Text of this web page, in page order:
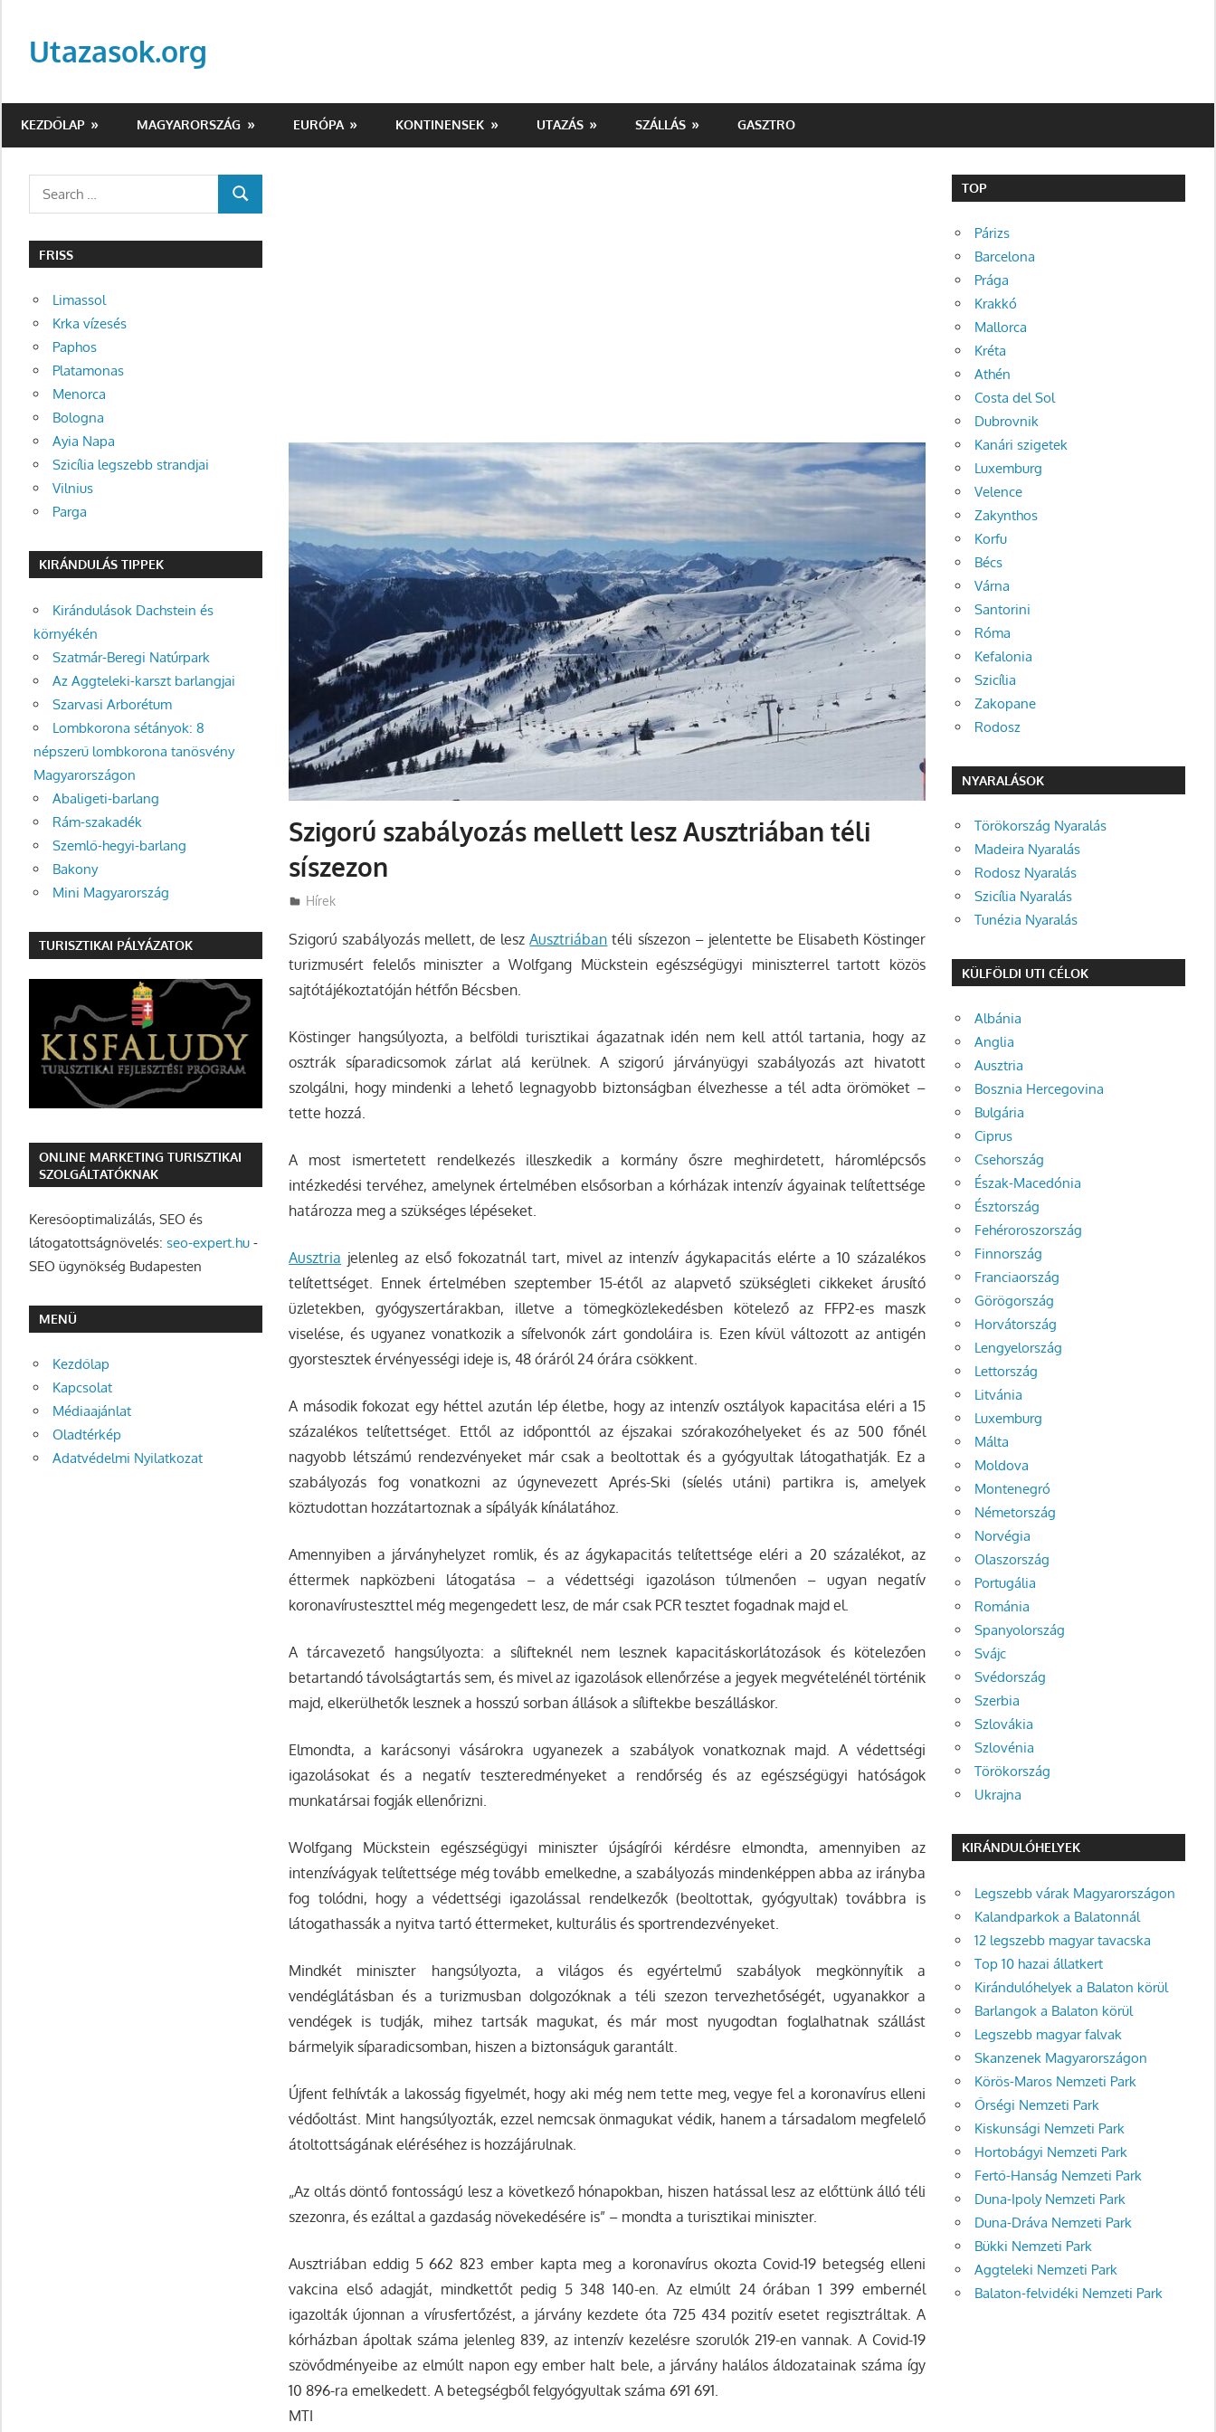
contentUtazasok.org
KEZDŐLAP MAGYARORSZÁG EURÓPA KONTINENSEK UTAZÁS SZÁLLÁS GASZTRO
Szigorú szabályozás mellett lesz Ausztriában téli
síszezon
Utazasok.org
Hírek
Szigorú szabályozás mellett, de leszAusztriában téli síszezon– jelentette be Elisabeth Köstinger
turizmusért felelős miniszter a Wolfgang Mückstein egészségügyi miniszterrel tartott közös
sajtótájékoztatóján hétfőn Bécsben.
Köstinger hangsúlyozta, a belföldi turisztikai ágazatnak idén nem kell attól tartania, hogy az
osztrák síparadicsomok zárlat alá kerülnek. A szigorú járványügyi szabályozás azt hivatott
szolgálni, hogy mindenki a lehető legnagyobb biztonságban élvezhesse a tél adta örömöket –
tette hozzá.
A most ismertetett rendelkezés illeszkedik a kormány őszre meghirdetett, háromlépcsős
intézkedési tervéhez, amelynek értelmében elsősorban a kórházak intenzív ágyainak telítettsége
határozza meg a szükséges lépéseket.
Ausztria jelenleg az első fokozatnál tart, mivel az intenzív ágykapacitás elérte a 10 százalékos
telítettséget. Ennek értelmében szeptember 15-étől az alapvető szükségleti cikkeket árusító
üzletekben, gyógyszertárakban, illetve a tömegközlekedésben kötelező az FFP2-es maszk
viselése, és ugyanez vonatkozik a sífelvonók zárt gondoláira is. Ezen kívül változott az antigén
gyorstesztek érvényességi ideje is, 48 óráról 24 órára csökkent.
A második fokozat egy héttel azután lép életbe, hogy az intenzív osztályok kapacitása eléri a 15
százalékos telítettséget. Ettől az időponttól az éjszakai szórakozóhelyeket és az 500 főnél
nagyobb létszámú rendezvényeket már csak a beoltottak és a gyógyultak látogathatják. Ez a
szabályozás fog vonatkozni az úgynevezett Aprés-Ski (síelés utáni) partikra is, amelyek
köztudottan hozzátartoznak a sípályák kínálatához.
Amennyiben a járványhelyzet romlik, és az ágykapacitás telítettsége eléri a 20 százalékot, az
éttermek napközbeni látogatása – a védettségi igazoláson túlmenően – ugyan negatív
koronavírusteszttel még megengedett lesz, de már csak PCR tesztet fogadnak majd el.
A tárcavezető hangsúlyozta: a sílifteknél nem lesznek kapacitáskorlátozások és kötelezően
betartandó távolságtartás sem, és mivel az igazolások ellenőrzése a jegyek megvételénél történik
majd, elkerülhetők lesznek a hosszú sorban állások a síliftekbe beszálláskor.
Elmondta, a karácsonyi vásárokra ugyanezek a szabályok vonatkoznak majd. A védettségi
igazolásokat és a negatív teszteredményeket a rendőrség és az egészségügyi hatóságok
munkatársai fogják ellenőrizni.
Wolfgang Mückstein egészségügyi miniszter újságírói kérdésre elmondta, amennyiben az
intenzívágyak telítettsége még tovább emelkedne, a szabályozás mindenképpen abba az irányba
fog tolódni, hogy a védettségi igazolással rendelkezők (beoltottak, gyógyultak) továbbra is
látogathassák a nyitva tartó éttermeket, kulturális és sportrendezvényeket.
Mindkét miniszter hangsúlyozta, a világos és egyértelmű szabályok megkönnyítik a
vendéglátásban és a turizmusban dolgozóknak a téli szezon tervezhetőségét, ugyanakkor a
vendégek is tudják, mihez tartsák magukat, és már most nyugodtan foglalhatnak szállást
bármelyik síparadicsomban, hiszen a biztonságuk garantált.
Újfent felhívták a lakosság figyelmét, hogy aki még nem tette meg, vegye fel a koronavírus elleni
védőoltást. Mint hangsúlyozták, ezzel nemcsak önmagukat védik, hanem a társadalom megfelelő
átoltottságának eléréséhez is hozzájárulnak.
„Az oltás döntő fontosságú lesz a következő hónapokban, hiszen hatással lesz az előttünk álló téli
szezonra, és ezáltal a gazdaság növekedésére is” – mondta a turisztikai miniszter.
Ausztriában eddig 5 662 823 ember kapta meg a koronavírus okozta Covid-19 betegség elleni
vakcina első adagját, mindkettőt pedig 5 348 140-en. Az elmúlt 24 órában 1 399 embernél
igazolták újonnan a vírusfertőzést, a járvány kezdete óta 725 434 pozitív esetet regisztráltak. A
kórházban ápoltak száma jelenleg 839, az intenzív kezelésre szorulók 219-en vannak. A Covid-19
szövődményeibe az elmúlt napon egy ember halt bele, a járvány halálos áldozatainak száma így
10 896-ra emelkedett. A betegségből felgyógyultak száma 691 691.
MTI
SEARCH
FRISS
Limassol
Krka vízesés
Paphos
Platamonas
Menorca
Bologna
Ayia Napa
Szicília legszebb strandjai
Vilnius
Parga
KIRÁNDULÁS TIPPEK
Kirándulások Dachstein és
környékén
Szatmár-Beregi Natúrpark
Az Aggteleki-karszt barlangjai
Szarvasi Arborétum
Lombkorona sétányok: 8
népszerű lombkorona tanösvény
Magyarországon
Abaligeti-barlang
Rám-szakadék
Szemlő-hegyi-barlang
Bakony
Mini Magyarország
TURISZTIKAI PÁLYÁZATOK
ONLINE MARKETING TURISZTIKAI
SZOLGÁLTATÓKNAK
Keresőoptimalizálás, SEO és
látogatottságnövelés: seo-expert.hu -
SEO ügynökség Budapesten
MENÜ
Kezdőlap
Kapcsolat
Médiaajánlat
Oladtérkép
Adatvédelmi Nyilatkozat
TOP
Párizs
Barcelona
Prága
Krakkó
Mallorca
Kréta
Athén
Costa del Sol
Dubrovnik
Kanári szigetek
Luxemburg
Velence
Zakynthos
Korfu
Bécs
Várna
Santorini
Róma
Kefalonia
Szicília
Zakopane
Rodosz
NYARALÁSOK
Törökország Nyaralás
Madeira Nyaralás
Rodosz Nyaralás
Szicília Nyaralás
Tunézia Nyaralás
KÜLFÖLDI UTI CÉLOK
Albánia
Anglia
Ausztria
Bosznia Hercegovina
Bulgária
Ciprus
Csehország
Észak-Macedónia
Észtország
Fehéroroszország
Finnország
Franciaország
Görögország
Horvátország
Lengyelország
Lettország
Litvánia
Luxemburg
Málta
Moldova
Montenegró
Németország
Norvégia
Olaszország
Portugália
Románia
Spanyolország
Svájc
Svédország
Szerbia
Szlovákia
Szlovénia
Törökország
Ukrajna
KIRÁNDULÓHELYEK
Legszebb várak Magyarországon
Kalandparkok a Balatonnál
12 legszebb magyar tavacska
Top 10 hazai állatkert
Kirándulóhelyek a Balaton körül
Barlangok a Balaton körül
Legszebb magyar falvak
Skanzenek Magyarországon
Körös-Maros Nemzeti Park
Őrségi Nemzeti Park
Kiskunsági Nemzeti Park
Hortobágyi Nemzeti Park
Fertő-Hanság Nemzeti Park
Duna-Ipoly Nemzeti Park
Duna-Dráva Nemzeti Park
Bükki Nemzeti Park
Aggteleki Nemzeti Park
Balaton-felvidéki Nemzeti Park